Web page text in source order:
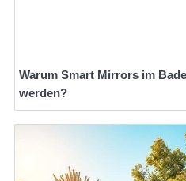
Warum Smart Mirrors im
werden?